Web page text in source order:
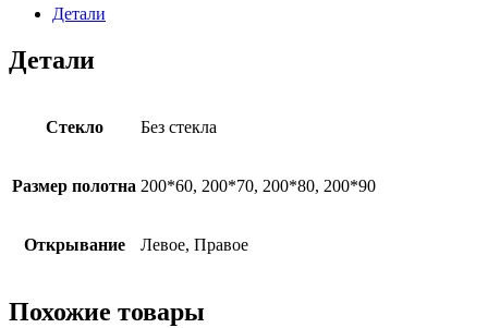
Детали
Детали
Стекло Без стекла
Размер полотна 200*60, 200*70, 200*80, 200*90
Открывание Левое, Правое
Похожие товары